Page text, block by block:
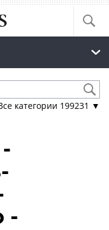
категории 199231 ▼
-